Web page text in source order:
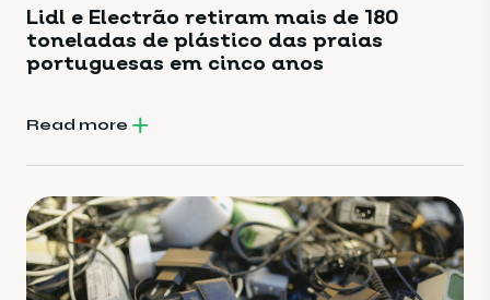
Lidl e Electrão retiram mais de 180
toneladas de plástico das praias
portuguesas em cinco anos
Read more